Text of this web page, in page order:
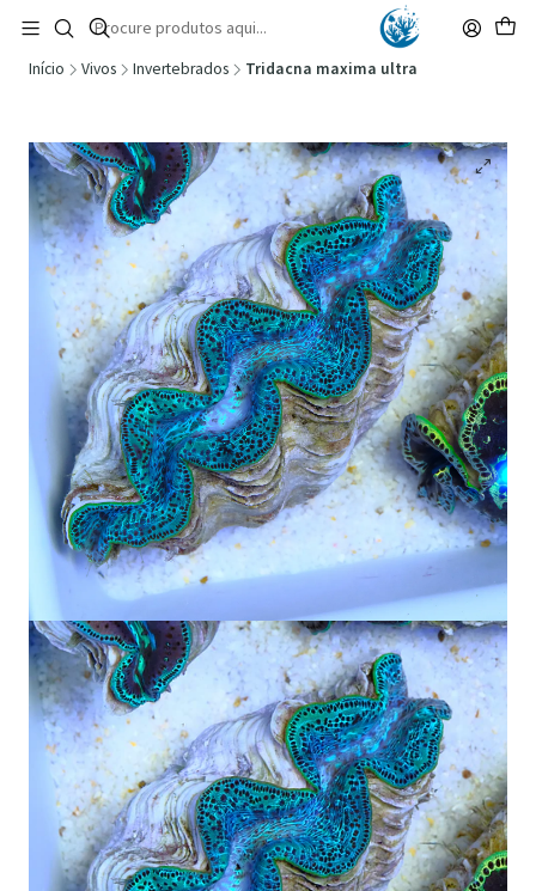
🚚 Portugal Continental: Portes Grátis desde 149,90€ (Envio extresso: 14,90€)
Ler mais
Início Vivos Invertebrados Tridacna maxima ultra